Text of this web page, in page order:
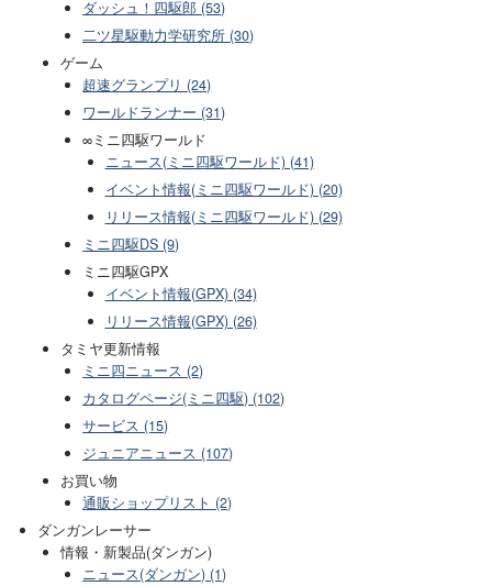
ダッシュ！四駆郎 (53)
二ツ星駆動力学研究所 (30)
ゲーム
超速グランプリ (24)
ワールドランナー (31)
∞ミニ四駆ワールド
ニュース(ミニ四駆ワールド) (41)
イベント情報(ミニ四駆ワールド) (20)
リリース情報(ミニ四駆ワールド) (29)
ミニ四駆DS (9)
ミニ四駆GPX
イベント情報(GPX) (34)
リリース情報(GPX) (26)
タミヤ更新情報
ミニ四ニュース (2)
カタログページ(ミニ四駆) (102)
サービス (15)
ジュニアニュース (107)
お買い物
通販ショップリスト (2)
ダンガンレーサー
情報・新製品(ダンガン)
ニュース(ダンガン) (1)